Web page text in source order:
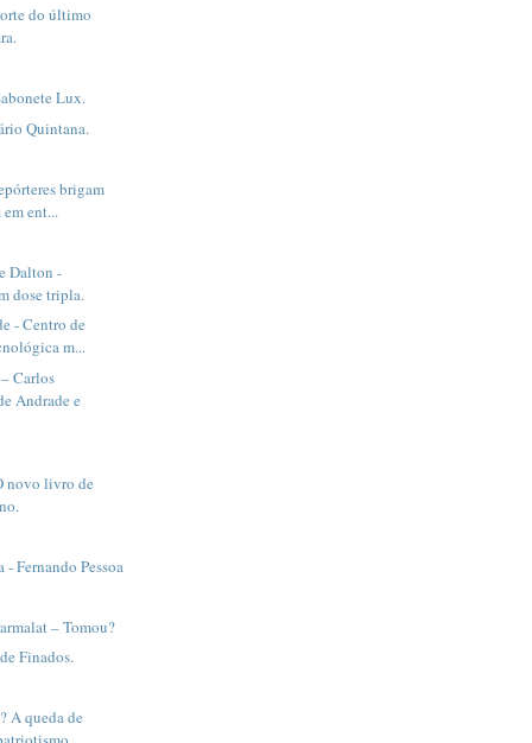
do último
Lux.
Quintana.
brigam
ent...
Dalton -
dose tripla.
- Centro de
m...
Carlos
Andrade e
novo livro de
Fernando Pessoa
– Tomou?
Finados.
A queda de